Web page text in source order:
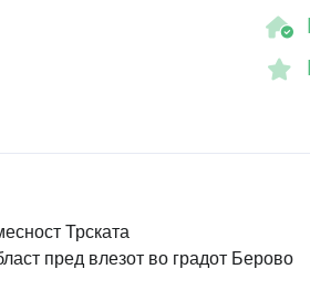
Трската
пред влезот во градот Берово